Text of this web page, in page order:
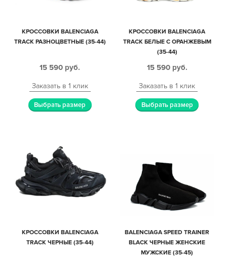
КРОССОВКИ BALENCIAGA
TRACK РАЗНОЦВЕТНЫЕ (35-44)
15 590 руб.
Заказать в 1 клик
Выбрать размер
КРОССОВКИ BALENCIAGA
TRACK БЕЛЫЕ С ОРАНЖЕВЫМ
(35-44)
15 590 руб.
Заказать в 1 клик
Выбрать размер
КРОССОВКИ BALENCIAGA
TRACK ЧЕРНЫЕ (35-44)
BALENCIAGA SPEED TRAINER
BLACK ЧЕРНЫЕ ЖЕНСКИЕ
МУЖСКИЕ (35-45)